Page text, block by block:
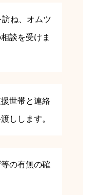
ね、オムツ
談を受けま
世帯と連絡
しします。
の有無の確